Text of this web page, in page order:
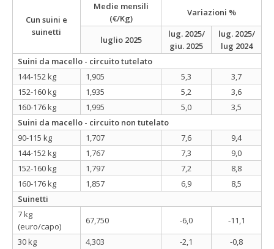
Cun suini e
suinetti
Medie mensili
(€/Kg)
Variazioni %
luglio 2025
lug. 2025/
giu. 2025
lug. 2025/
lug 2024
Suini da macello - circuito tutelato
144-152 kg
1,905 5,3
3,7
152-160 kg
1,935 5,2
3,6
160-176 kg
1,995 5,0
3,5
Suini da macello - circuito non tutelato
90-115 kg
1,707 7,6
9,4
144-152 kg
1,767 7,3
9,0
152-160 kg
1,797 7,2
8,8
160-176 kg
1,857 6,9
8,5
Suinetti
7 kg
(euro/capo)
67,750 -6,0
-11,1
30 kg
4,303 -2,1
-0,8